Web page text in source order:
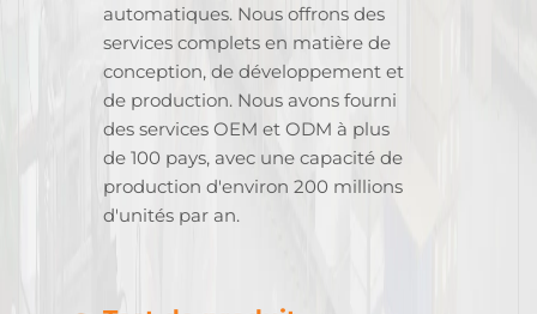
automatiques. Nous offrons des
services complets en matière de
conception, de développement et
de production. Nous avons fourni
des services OEM et ODM à plus
de 100 pays, avec une capacité de
production d'environ 200 millions
d'unités par an.